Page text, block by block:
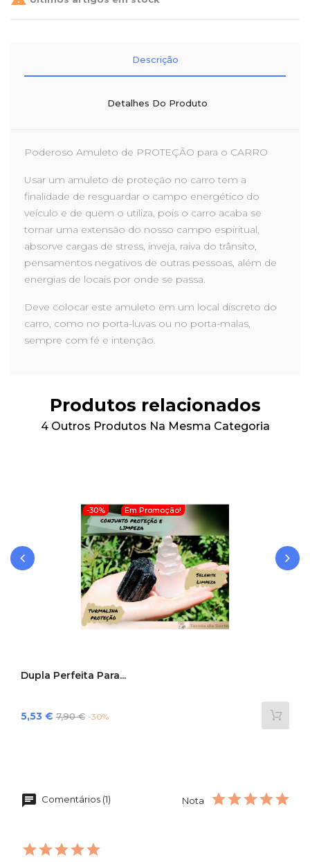
Descrição
Detalhes Do Produto
Poderoso Amuleto de PROTEÇÃO para o CARRO
Usar um amuleto de proteção no carro tem a
finalidade de resguardar o campo energético do
veículo e de quem o utiliza, pois o carro acaba se
tornar uma extensão do nosso campo espiritual,
absorve cargas de stress, inveja, raiva do trânsito,
pensamentos negativos de outras pessoas, além de
energias de locais por onde se passa.
Deve colocar este amuleto em um local discreto do
carro, como no porta-luvas ou no porta-malas,
sempre com fé e intenção.
Produtos relacionados
4 Outros Produtos Na Mesma Categoria
Em Promoção!
-30%
Dupla Perfeita Para...
Preço
5,53 € Preço
7,90 € -30%
Comentários (1) Nota